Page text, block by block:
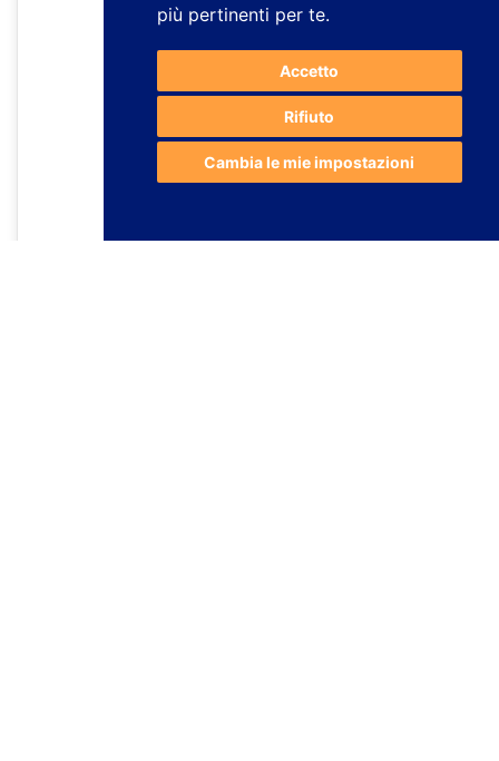
più pertinenti per te.
Accetto
Rifiuto
Cambia le mie impostazioni